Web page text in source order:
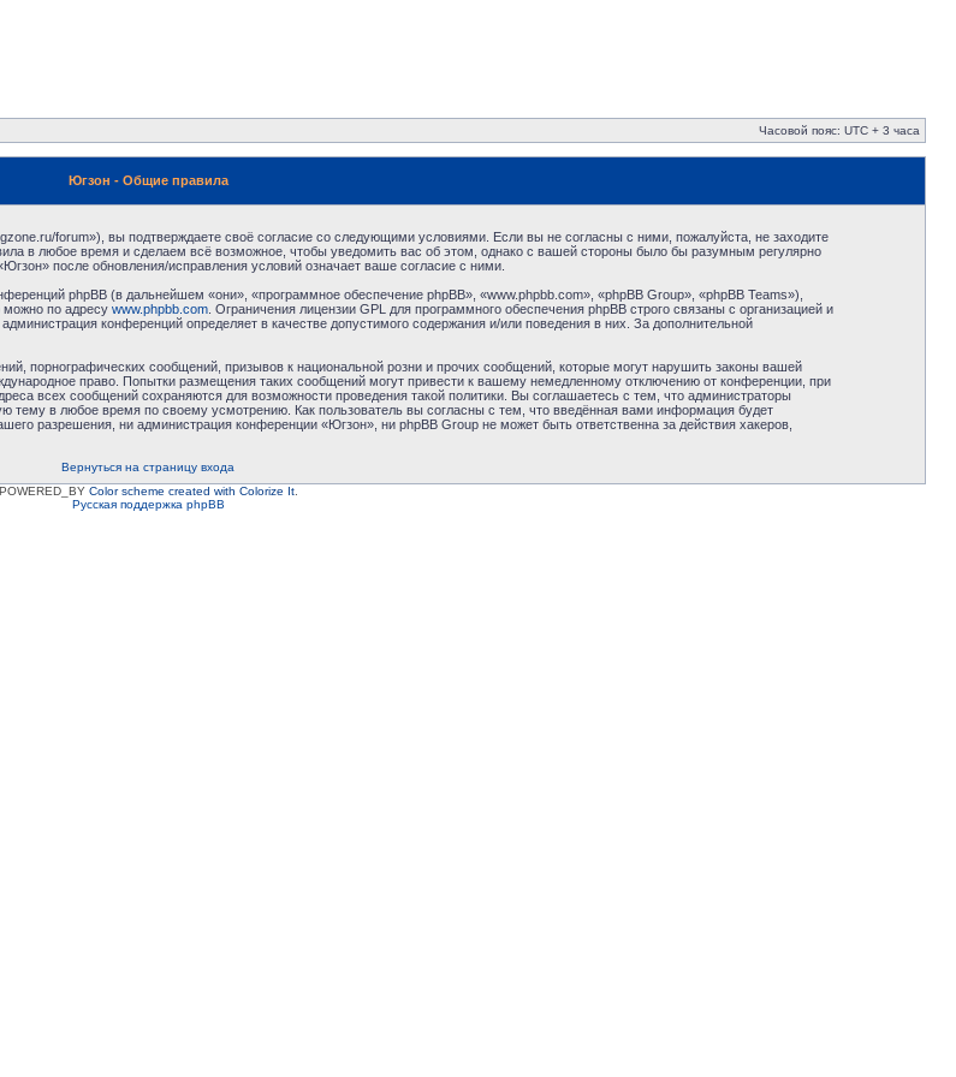
Часовой пояс: UTC + 3 часа
Югзон - Общие правила
forum»), вы подтверждаете своё согласие со следующими условиями. Если вы не согласны с ними, пожалуйста, не заходите
в любое время и сделаем всё возможное, чтобы уведомить вас об этом, однако с вашей стороны было бы разумным регулярно
после обновления/исправления условий означает ваше согласие с ними.
phpBB (в дальнейшем «они», «программное обеспечение phpBB», «www.phpbb.com», «phpBB Group», «phpBB Teams»),
можно по адресу www.phpbb.com. Ограничения лицензии GPL для программного обеспечения phpBB строго связаны с организацией и
конференций определяет в качестве допустимого содержания и/или поведения в них. За дополнительной
порнографических сообщений, призывов к национальной розни и прочих сообщений, которые могут нарушить законы вашей
право. Попытки размещения таких сообщений могут привести к вашему немедленному отключению от конференции, при
всех сообщений сохраняются для возможности проведения такой политики. Вы соглашаетесь с тем, что администраторы
тему в любое время по своему усмотрению. Как пользователь вы согласны с тем, что введённая вами информация будет
разрешения, ни администрация конференции «Югзон», ни phpBB Group не может быть ответственна за действия хакеров,
Вернуться на страницу входа
POWERED_BY Color scheme created with Colorize It.
Русская поддержка phpBB